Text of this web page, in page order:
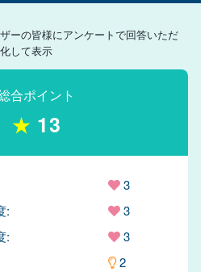
ーの皆様にアンケートで回答いただ
して表示
合ポイント
★ 13
:
:
3
3
3
2